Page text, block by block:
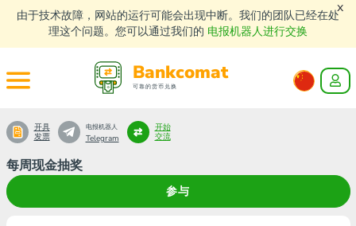
由于技术故障，网站的运行可能会出现中断。我们的团队已经在处
理这个问题。您可以通过我们的 电报机器人进行交换
x
Bankcomat
可靠的货币兑换
每周现金抽奖
参与
开具
发票
电报机器人
Telegram
开始
交流